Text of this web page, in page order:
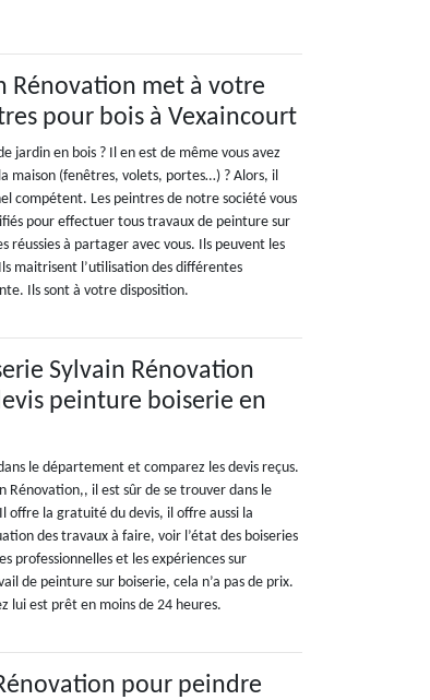
Rénovation met à votre
pour bois à Vexaincourt
jardin en bois ? Il en est de même vous avez
maison (fenêtres, volets, portes…) ? Alors, il
compétent. Les peintres de notre société vous
pour effectuer tous travaux de peinture sur
réussies à partager avec vous. Ils peuvent les
maitrisent l’utilisation des différentes
Ils sont à votre disposition.
Sylvain Rénovation
peinture boiserie en
le département et comparez les devis reçus.
Rénovation,, il est sûr de se trouver dans le
offre la gratuité du devis, il offre aussi la
des travaux à faire, voir l’état des boiseries
professionnelles et les expériences sur
de peinture sur boiserie, cela n’a pas de prix.
lui est prêt en moins de 24 heures.
pour peindre